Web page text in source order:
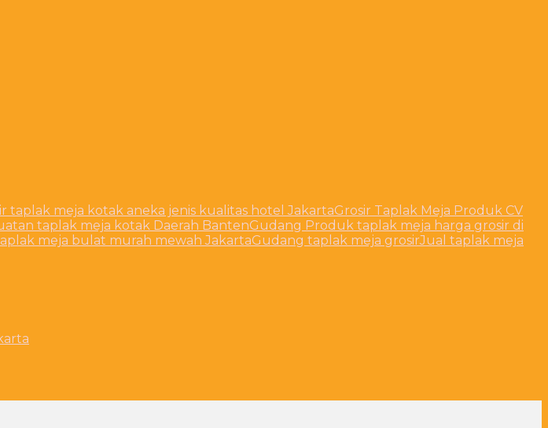
taplak meja kotak aneka jenis kualitas hotel JakartaGrosir Taplak Meja Produk CV
taplak meja kotak Daerah BantenGudang Produk taplak meja harga grosir di
meja bulat murah mewah JakartaGudang taplak meja grosirJual taplak meja